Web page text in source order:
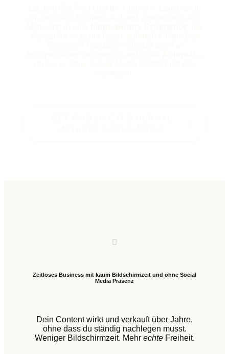
Zeitloses Business mit kaum Bildschirmzeit und ohne Social
Media Präsenz
Dein Content wirkt und verkauft über Jahre,
ohne dass du ständig nachlegen musst.
Weniger Bildschirmzeit. Mehr echteFreiheit.